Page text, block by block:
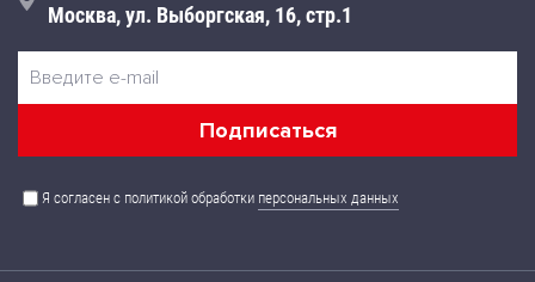
Москва, ул. Выборгская, 16, стр.1
Я согласен с политикой обработки персональных данных